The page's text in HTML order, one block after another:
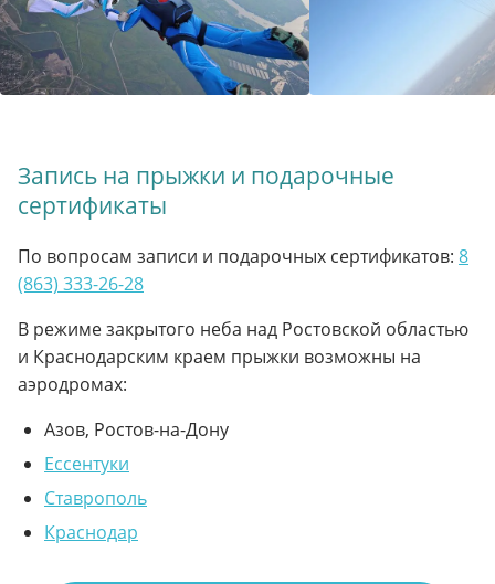
Запись на прыжки и подарочные
сертификаты
По вопросам записи и подарочных сертификатов: 8
(863) 333-26-28
В режиме закрытого неба над Ростовской областью
и Краснодарским краем прыжки возможны на
аэродромах:
Азов, Ростов-на-Дону
Ессентуки
Ставрополь
Краснодар